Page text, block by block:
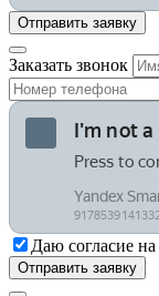
Заказать звонок
Даю согласие на